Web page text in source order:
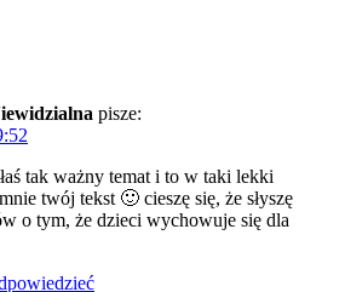
pisze:
tak ważny temat i to w taki lekki
twój tekst 🙂 cieszę się, że słyszę
o tym, że dzieci wychowuje się dla